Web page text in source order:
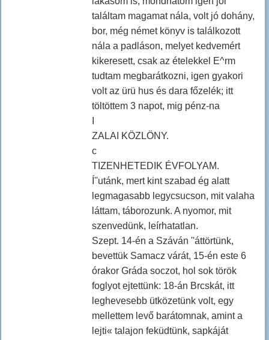
találtam magamat nála, volt jó dohány,
bor, még német könyv is találkozott
nála a padláson, melyet kedvemért
kikeresett, csak az ételekkel E^rm
tudtam megbarátkozni, igen gyakori
volt az ürü hus és dara főzelék; itt
töltöttem 3 napot, mig pénz-na
ZALAI KÖZLÖNY.
c
TIZENHETEDIK ÉVFOLYAM.
Í''utánk, mert kint szabad ég alatt
legmagasabb legycsucson, mit valaha
láttam, táborozunk. A nyomor, mit
szenvedünk, leírhatatlan.
Szept. 14-én a Száván ''áttörtünk,
bevettük Samacz várát, 15-én este 6
órakor Gráda soczot, hol sok török
foglyot ejtettünk: 18-án Brcskát, itt
leghevesebb ütközetünk volt, egy
mellettem levő barátomnak, amint a
lejti« talajon feküdtünk, sapkáját